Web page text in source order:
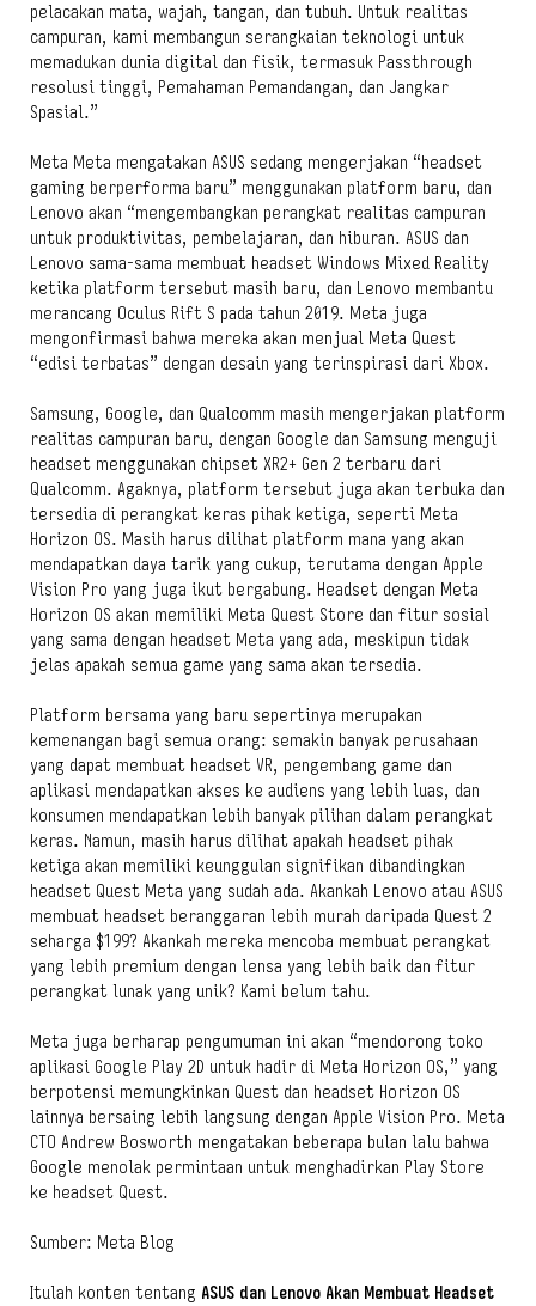
pelacakan mata, wajah, tangan, dan tubuh. Untuk realitas
campuran, kami membangun serangkaian teknologi untuk
memadukan dunia digital dan fisik, termasuk Passthrough
resolusi tinggi, Pemahaman Pemandangan, dan Jangkar
Spasial.”
Meta Meta mengatakan ASUS sedang mengerjakan “headset
gaming berperforma baru” menggunakan platform baru, dan
Lenovo akan “mengembangkan perangkat realitas campuran
untuk produktivitas, pembelajaran, dan hiburan. ASUS dan
Lenovo sama-sama membuat headset Windows Mixed Reality
ketika platform tersebut masih baru, dan Lenovo membantu
merancang Oculus Rift S pada tahun 2019. Meta juga
mengonfirmasi bahwa mereka akan menjual Meta Quest
“edisi terbatas” dengan desain yang terinspirasi dari Xbox.
Samsung, Google, dan Qualcomm masih mengerjakan platform
realitas campuran baru, dengan Google dan Samsung menguji
headset menggunakan chipset XR2+ Gen 2 terbaru dari
Qualcomm. Agaknya, platform tersebut juga akan terbuka dan
tersedia di perangkat keras pihak ketiga, seperti Meta
Horizon OS. Masih harus dilihat platform mana yang akan
mendapatkan daya tarik yang cukup, terutama dengan Apple
Vision Pro yang juga ikut bergabung. Headset dengan Meta
Horizon OS akan memiliki Meta Quest Store dan fitur sosial
yang sama dengan headset Meta yang ada, meskipun tidak
jelas apakah semua game yang sama akan tersedia.
Platform bersama yang baru sepertinya merupakan
kemenangan bagi semua orang: semakin banyak perusahaan
yang dapat membuat headset VR, pengembang game dan
aplikasi mendapatkan akses ke audiens yang lebih luas, dan
konsumen mendapatkan lebih banyak pilihan dalam perangkat
keras. Namun, masih harus dilihat apakah headset pihak
ketiga akan memiliki keunggulan signifikan dibandingkan
headset Quest Meta yang sudah ada. Akankah Lenovo atau ASUS
membuat headset beranggaran lebih murah daripada Quest 2
seharga $199? Akankah mereka mencoba membuat perangkat
yang lebih premium dengan lensa yang lebih baik dan fitur
perangkat lunak yang unik? Kami belum tahu.
Meta juga berharap pengumuman ini akan “mendorong toko
aplikasi Google Play 2D untuk hadir di Meta Horizon OS,” yang
berpotensi memungkinkan Quest dan headset Horizon OS
lainnya bersaing lebih langsung dengan Apple Vision Pro. Meta
CTO Andrew Bosworth mengatakan beberapa bulan lalu bahwa
Google menolak permintaan untuk menghadirkan Play Store
ke headset Quest.
Sumber: Meta Blog
Itulah konten tentang ASUS dan Lenovo Akan Membuat Headset